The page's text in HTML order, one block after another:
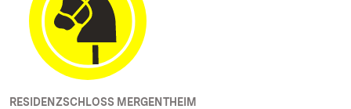
RESIDENZSCHLOSS MERGENTHEIM